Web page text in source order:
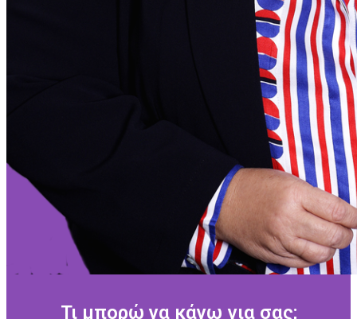
Τι μπορώ να κάνω για σας;